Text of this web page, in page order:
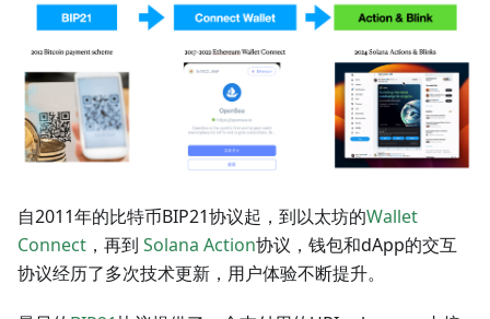
自2011年的比特币BIP21协议起，到以太坊的Wallet
Connect ，再到 Solana Action协议，钱包和dApp的交互
协议经历了多次技术更新，用户体验不断提升。